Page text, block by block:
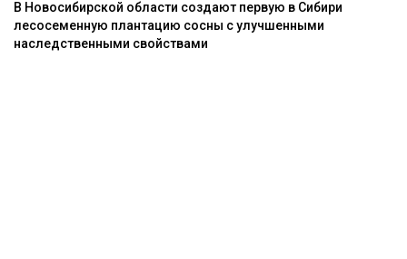
В Новосибирской области создают первую в Сибири
лесосеменную плантацию сосны с улучшенными
наследственными свойствами